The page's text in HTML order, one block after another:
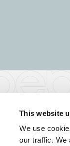
This website
We use
our traffic. We
(CO) - Italy